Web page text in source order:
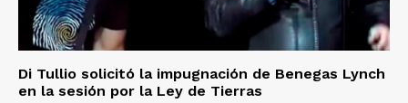
Di Tullio solicitó la impugnación de Benegas Lynch
en la sesión por la Ley de Tierras